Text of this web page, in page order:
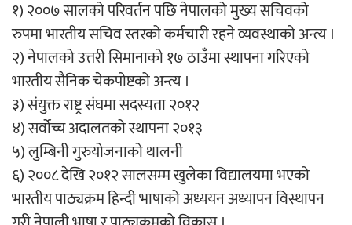
काठमाडौं युथ कन्क्लेभ २०२६ भव्यताका साथ
सम्पन्न
गीति एल्बम ‘जागृति’ लोकार्पण
१) २००७ सालको परिवर्तन पछि नेपालको मुख्य सचिवको
रुपमा भारतीय सचिव स्तरको कर्मचारी रहने व्यवस्थाको अन्त्य ।
२) नेपालको उत्तरी सिमानाको १७ ठाउँमा स्थापना गरिएको
भारतीय सैनिक चेकपोष्टको अन्त्य ।
३) संयुक्त राष्ट्र संघमा सदस्यता २०१२
४) सर्वोच्च अदालतको स्थापना २०१३
५) लुम्बिनी गुरुयोजनाको थालनी
६) २००८ देखि २०१२ सालसम्म खुलेका विद्यालयमा भएको
भारतीय पाठ्यक्रम हिन्दी भाषाको अध्ययन अध्यापन विस्थापन